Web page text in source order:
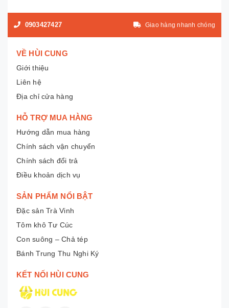
0903427427 Giao hàng nhanh chóng
VỀ HÙI CUNG
Giới thiệu
Liên hệ
Địa chỉ cửa hàng
HỖ TRỢ MUA HÀNG
Hướng dẫn mua hàng
Chính sách vận chuyển
Chính sách đổi trả
Điều khoản dịch vụ
SẢN PHẨM NỔI BẬT
Đặc sản Trà Vinh
Tôm khô Tư Cúc
Con suông – Chả tép
Bánh Trung Thu Nghi Ký
KẾT NỐI HÙI CUNG